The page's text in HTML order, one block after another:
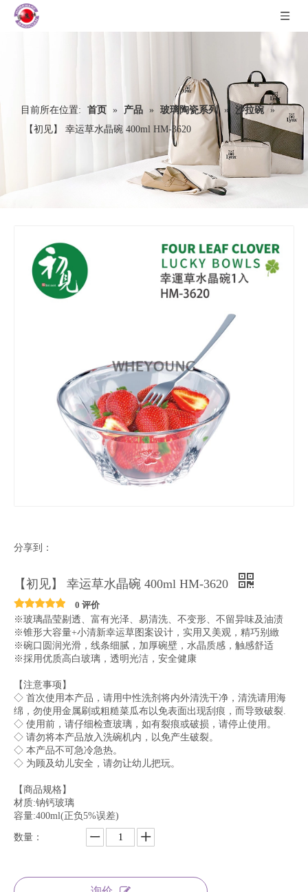
目前所在位置: 首页 » 产品 » 玻璃陶瓷系列 » 沙拉碗 »
【初见】 幸运草水晶碗 400ml HM-3620
分享到：
【初见】 幸运草水晶碗 400ml HM-3620
0 评价
※玻璃晶莹剔透、富有光泽、易清洗、不变形、不留异味及油渍
※锥形大容量+小清新幸运草图案设计，实用又美观，精巧别緻
※碗口圆润光滑，线条细腻，加厚碗壁，水晶质感，触感舒适
※採用优质高白玻璃，透明光洁，安全健康
【注意事项】
◇ 首次使用本产品，请用中性洗剂将内外清洗干净，清洗请用海
绵，勿使用金属刷或粗糙菜瓜布以免表面出现刮痕，而导致破裂.
◇ 使用前，请仔细检查玻璃，如有裂痕或破损，请停止使用。
◇ 请勿将本产品放入洗碗机内，以免产生破裂。
◇ 本产品不可急冷急热。
◇ 为顾及幼儿安全，请勿让幼儿把玩。
【商品规格】
材质:钠钙玻璃
容量:400ml(正负5%误差)
数量：